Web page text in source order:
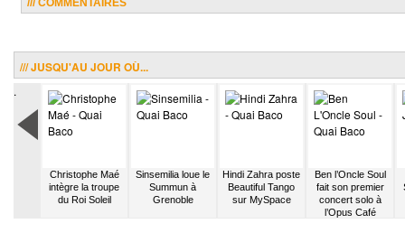
/// COMMENTAIRES
/// JUSQU'AU JOUR OÙ...
.
Christophe Maé
intègre la troupe
du Roi Soleil
Sinsemilia loue le
Summun à
Grenoble
Hindi Zahra poste
Beautiful Tango
sur MySpace
Ben l’Oncle Soul
fait son premier
concert solo à
l’Opus Café